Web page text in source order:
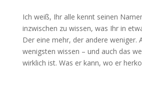
Ich weiß, Ihr alle kennt seinen
inzwischen zu wissen, was Ihr in
Der eine mehr, der andere weniger.
wenigsten wissen – und auch das
wirklich ist. Was er kann, wo er